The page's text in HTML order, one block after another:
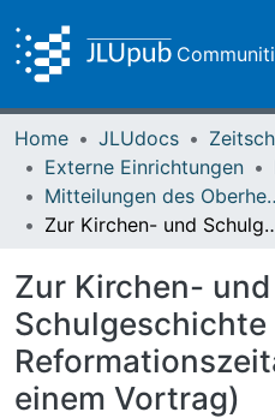
Home JLUdocs
Externe Einrichtungen
Mitteilungen des
Zur Kirchen- und Schulgeschichte
Zur Kirchen- und
Schulgeschichte
einem Vortrag)